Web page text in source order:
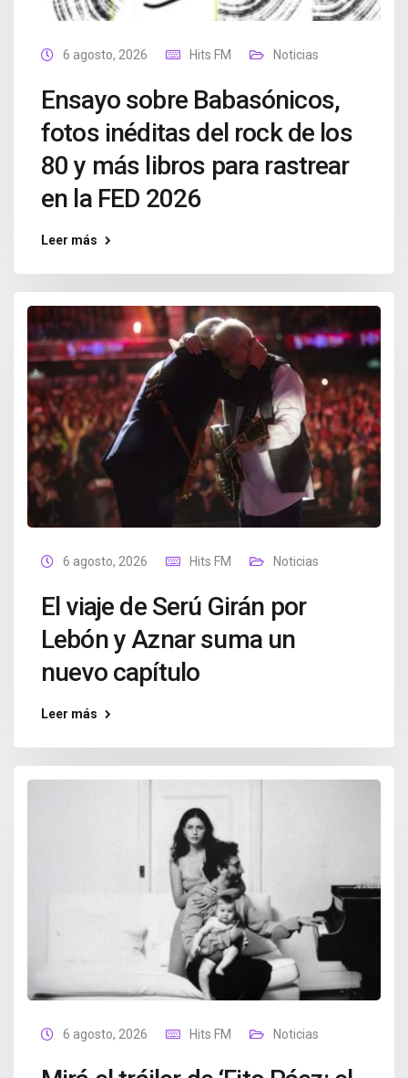
6 agosto, 2026 Hits FM Noticias
Ensayo sobre Babasónicos,
fotos inéditas del rock de los
80 y más libros para rastrear
en la FED 2026
Leer más
6 agosto, 2026 Hits FM Noticias
El viaje de Serú Girán por
Lebón y Aznar suma un
nuevo capítulo
Leer más
6 agosto, 2026 Hits FM Noticias